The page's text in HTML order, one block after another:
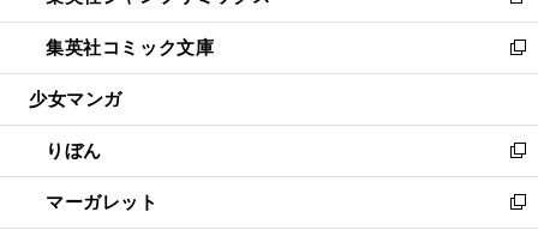
開
く
ウ
で
開
ン
ド
ウ
開
く
ウ
ィ
ン
ウ
で
開
く
し
い
ウ
ン
ド
ウ
で
集英社コミック文庫
新
し
ウ
ィ
ン
ド
少女マンガ
りぼん
新
し
い
マーガレット
新